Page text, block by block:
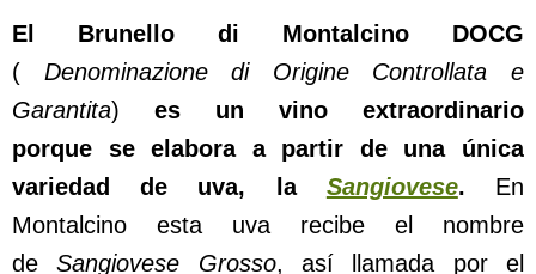
El Brunello di Montalcino DOCG
( Denominazione di Origine Controllata e
Garantita) es un vino extraordinario
porque se elabora a partir de una única
variedad de uva, la Sangiovese. En
Montalcino esta uva recibe el nombre
deSangiovese Grosso, así llamada por el